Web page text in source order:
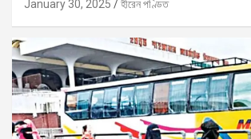
January 30, 2025 হীরেন পণ্ডিত